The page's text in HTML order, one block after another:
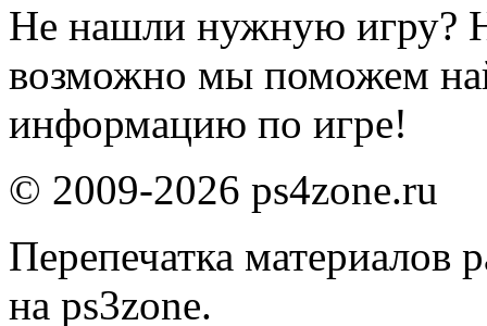
Не нашли нужную игру?
возможно мы поможем
информацию по игре!
© 2009-2026 ps4zone.ru
Перепечатка материалов
на ps3zone.